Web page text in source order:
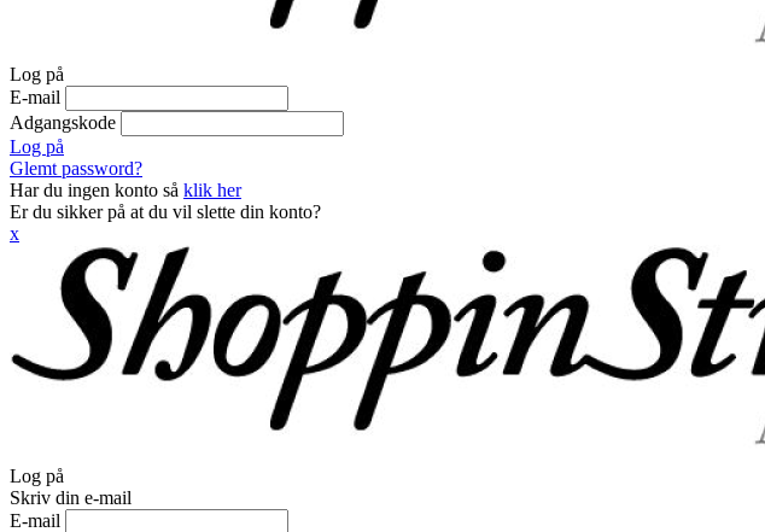
Log på
E-mail
Adgangskode
Log på
Glemt password?
Har du ingen konto så klik her
Er du sikker på at du vil slette din konto?
x
Log på
Skriv din e-mail
E-mail